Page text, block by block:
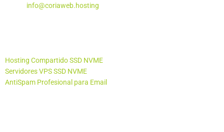
info@coriaweb.hosting
Hosting Compartido SSD NVME
Servidores VPS SSD NVME
AntiSpam Profesional para Email